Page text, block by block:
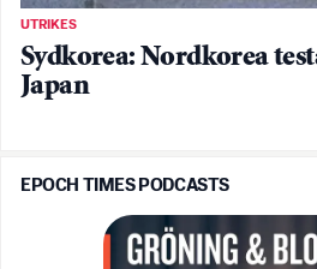
UTRIKES
Sydkorea: Nordkorea
Japan
EPOCH TIMES PODCASTS